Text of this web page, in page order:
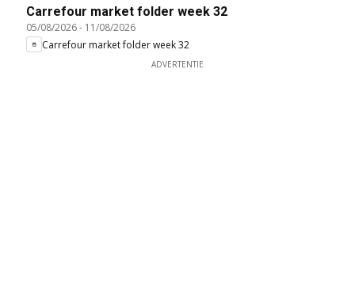
Carrefour market folder week 32
05/08/2026- 11/08/2026
Carrefour market folder week 32
ADVERTENTIE